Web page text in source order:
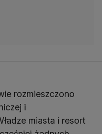
rozmieszczono
i
miasta i resort